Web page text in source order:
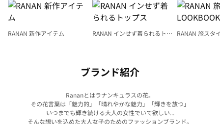
RANAN 新作アイテム
RANAN インせず着られるトッ
RANAN 旅スタ
ブランド紹介
Rananとはラナンキュラスの花。
その花言葉は「魅力的」「晴れやかな魅力」「輝きを放つ」
いつまでも輝き続ける大人の女性でいて欲しい...
そんな想いを込めた大人女子のためのファッションブランド。